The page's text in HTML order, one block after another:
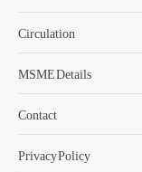
Circulation
MSME Details
Contact
Privacy Policy